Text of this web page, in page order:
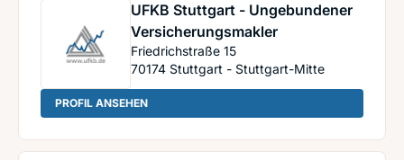
UFKB Stuttgart - Ungebundener
Versicherungsmakler
Friedrichstraße 15
70174 Stuttgart - Stuttgart-Mitte
PROFIL ANSEHEN: UFKB Stuttgart - Ungebundener